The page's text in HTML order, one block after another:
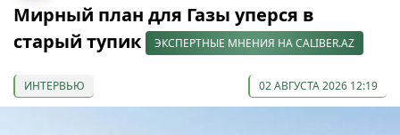
Мирный план для Газы уперся в
старый тупик
ЭКСПЕРТНЫЕ МНЕНИЯ НА CALIBER.AZ
ИНТЕРВЬЮ 02 АВГУСТА 2026 12:19